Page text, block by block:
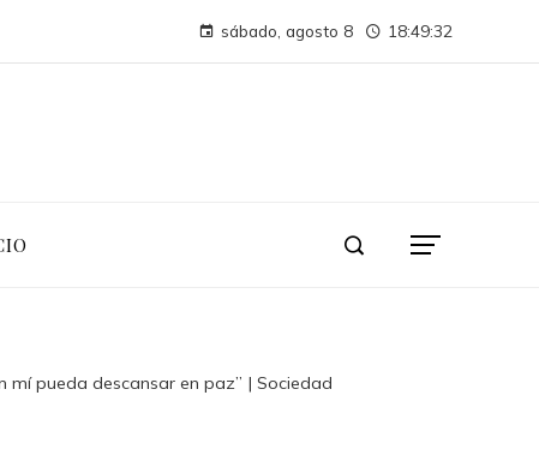
sábado, agosto 8 18:49:33
mí pueda descansar en paz” | Sociedad